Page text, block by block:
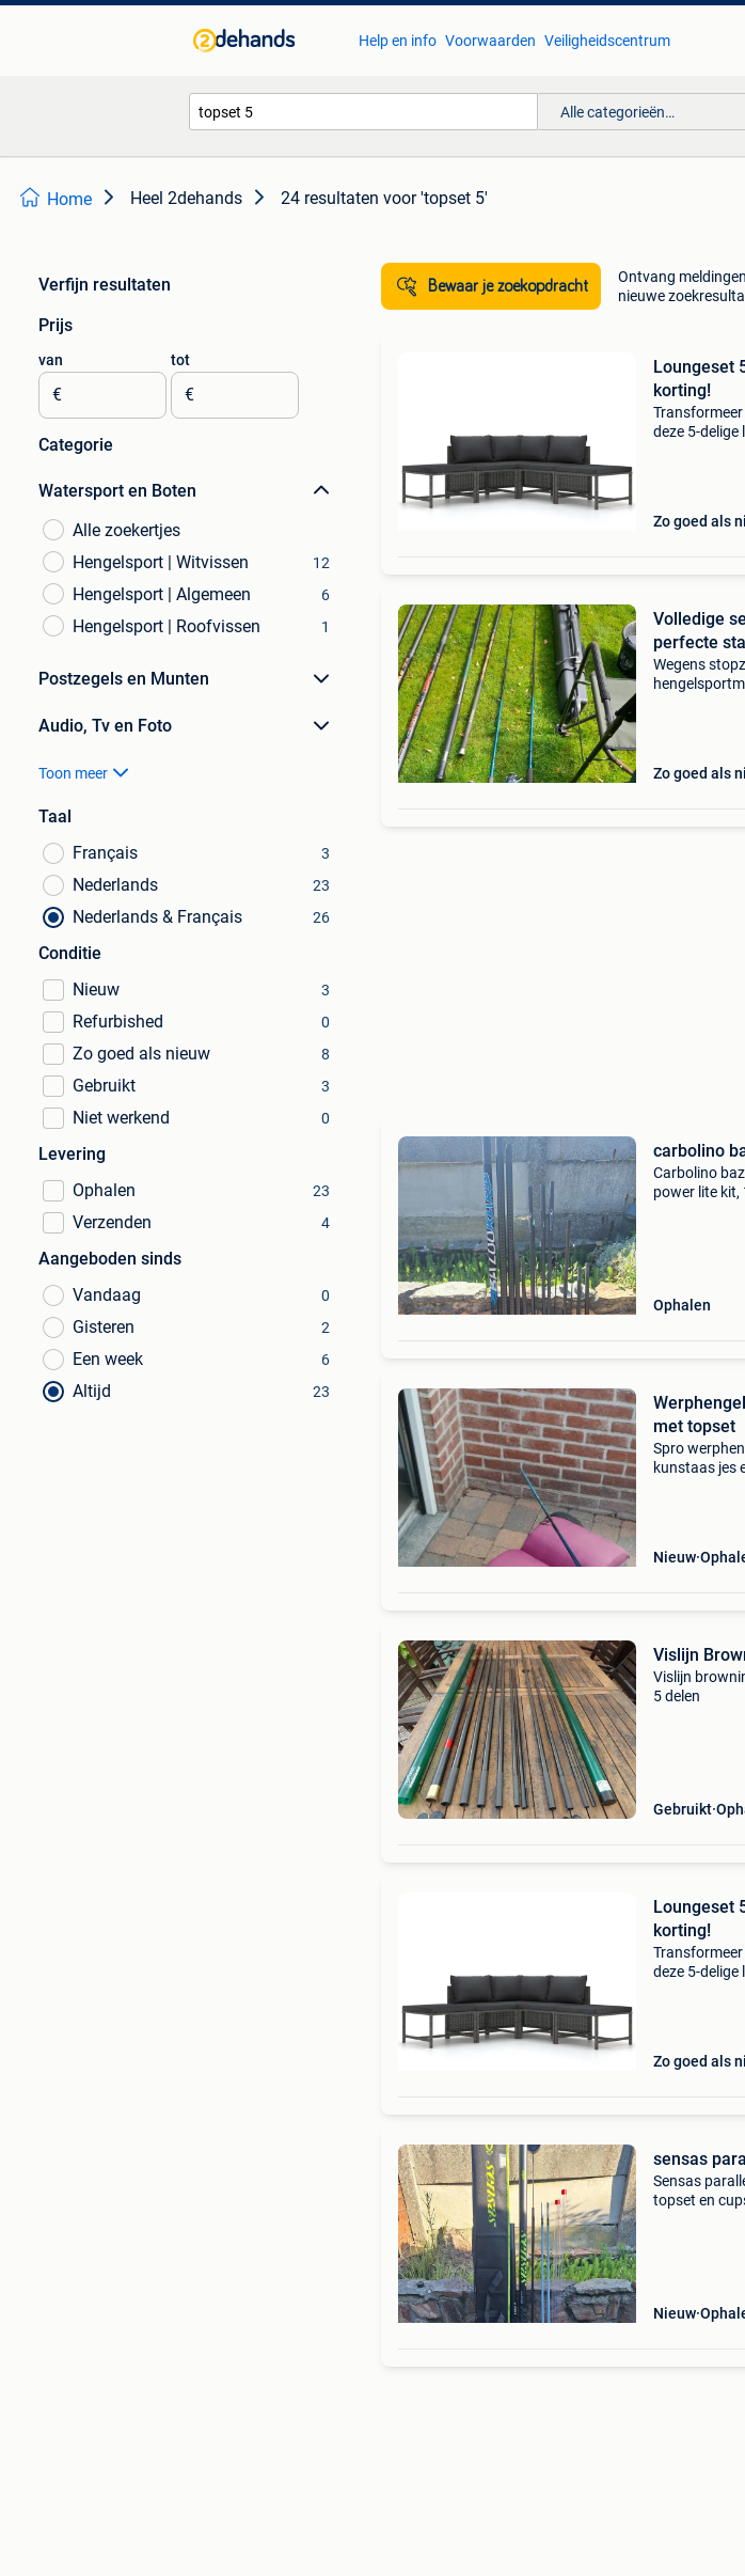
Help en info Voorwaarden Veiligheidscentrum
Alle categorieën…
Home Heel 2dehands 24 resultaten voor 'topset 5'
Verfijn resultaten
Prijs
van
€
tot
€
Categorie
Watersport en Boten
Alle zoekertjes
Hengelsport | Witvissen
12
Hengelsport | Algemeen 6
Hengelsport | Roofvissen 1
Postzegels en Munten
Audio, Tv en Foto
Toon meer
Taal
Français
3
Nederlands 23
Nederlands & Français 26
Conditie
Nieuw
3
Refurbished 0
Zo goed als nieuw 8
Gebruikt 3
Niet werkend 0
Levering
Ophalen
23
Verzenden 4
Aangeboden sinds
Vandaag
0
Gisteren 2
Een week 6
Altijd 23
Bewaar je zoekopdracht
Ontvang
nieuwe
Loungeset
korting!
Transformeer
deze 5-delige
Zo goed als
Volledige
perfecte
Wegens
Zo goed als
carbolino
Carbolino
power lite kit,
Ophalen
met topset
Spro
kunstaas jes
Nieuw
Vislijn
Vislijn
5 delen
Gebruikt
Loungeset
korting!
Transformeer
deze 5-delige
Zo goed als
Sensas
topset en
Nieuw